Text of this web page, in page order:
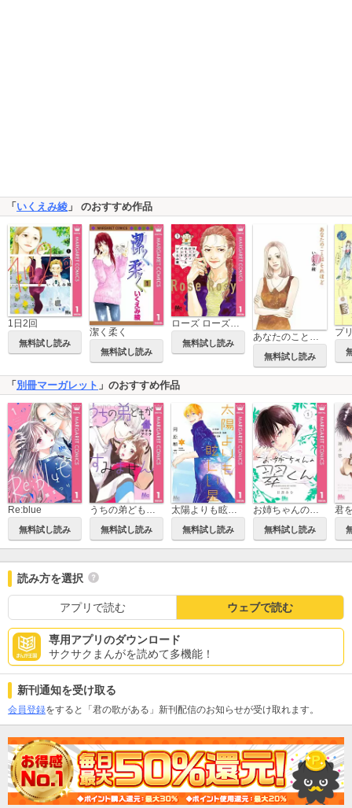
「 いくえみ綾 」 のおすすめ作品
1日2回
無料試し読み
潔く柔く
無料試し読み
ローズ ローズィ ローズフル バッド
無料試し読み
無料試し読み
プ
「別冊マーガレット 」のおすすめ作品
Re:blue
無料試し読み
うちの弟どもがすみません
無料試し読み
太陽よりも眩しい星
無料試し読み
お姉ちゃんの翠くん
無料試し読み
読み方を選択
アプリで読む ウェブで読む
専用アプリのダウンロード
サクサクまんがを読めて多機能！
新刊通知を受け取る
会員登録をすると「君の歌がある」新刊配信のお知らせが受け取れます。